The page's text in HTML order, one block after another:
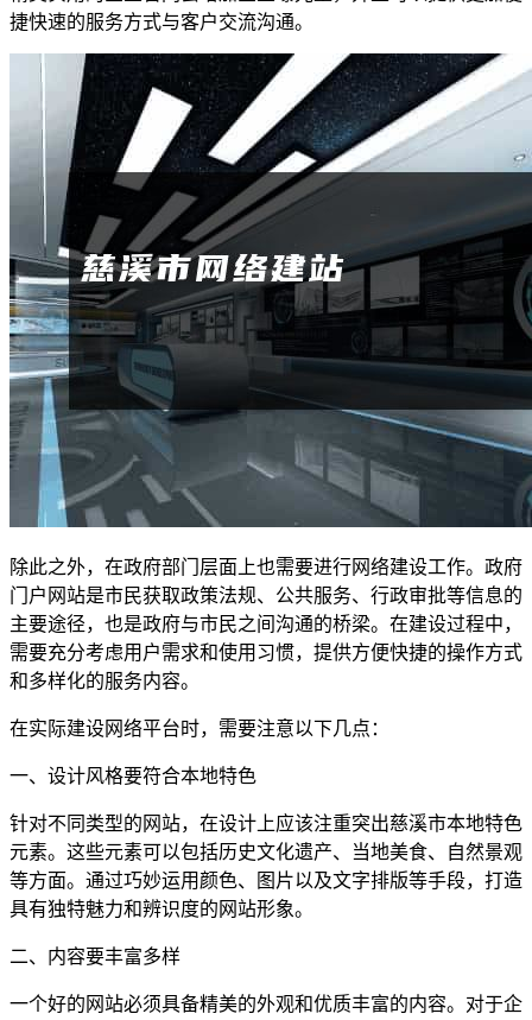
捷快速的服务方式与客户交流沟通。
除此之外，在政府部门层面上也需要进行网络建设工作。政府
门户网站是市民获取政策法规、公共服务、行政审批等信息的
主要途径，也是政府与市民之间沟通的桥梁。在建设过程中，
需要充分考虑用户需求和使用习惯，提供方便快捷的操作方式
和多样化的服务内容。
在实际建设网络平台时，需要注意以下几点：
一、设计风格要符合本地特色
针对不同类型的网站，在设计上应该注重突出慈溪市本地特色
元素。这些元素可以包括历史文化遗产、当地美食、自然景观
等方面。通过巧妙运用颜色、图片以及文字排版等手段，打造
具有独特魅力和辨识度的网站形象。
二、内容要丰富多样
一个好的网站必须具备精美的外观和优质丰富的内容。对于企